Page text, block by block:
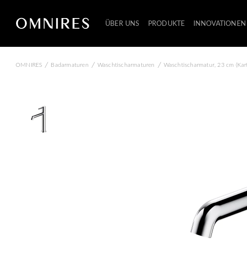
ÜBER UNS PRODUKTE INNOVATIONEN
OMNIRES / Badarmaturen / Waschtischarmaturen / Waschtischarmatur, 23 cm